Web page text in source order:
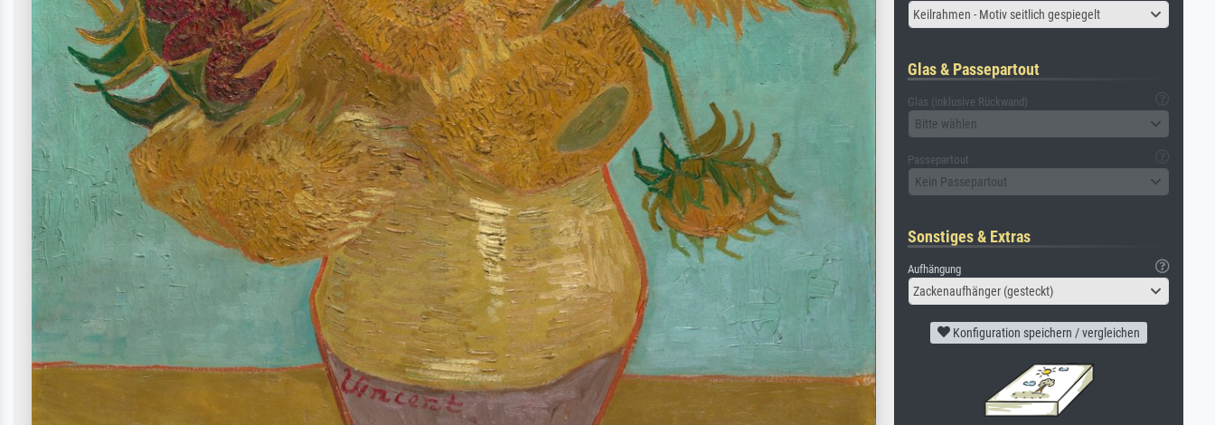
Keilrahmen - Motiv seitlich gespiegelt
Glas & Passepartout
Glas (inklusive Rückwand)
Bitte wählen
Passepartout
Kein Passepartout
Sonstiges & Extras
Aufhängung
Zackenaufhänger (gesteckt)
Konfiguration speichern / vergleichen